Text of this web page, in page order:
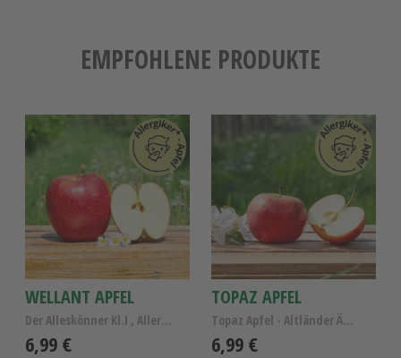
EMPFOHLENE PRODUKTE
WELLANT APFEL
Der Alleskönner Kl.I , Allergiker Apfel Wellant
6,99 €
TOPAZ APFEL
Topaz Apfel - Altländer Äpfel Kl.I , Allergikerapfel
6,99 €